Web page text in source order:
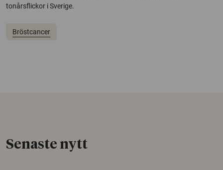
tonårsflickor i Sverige.
Bröstcancer
Senaste nytt